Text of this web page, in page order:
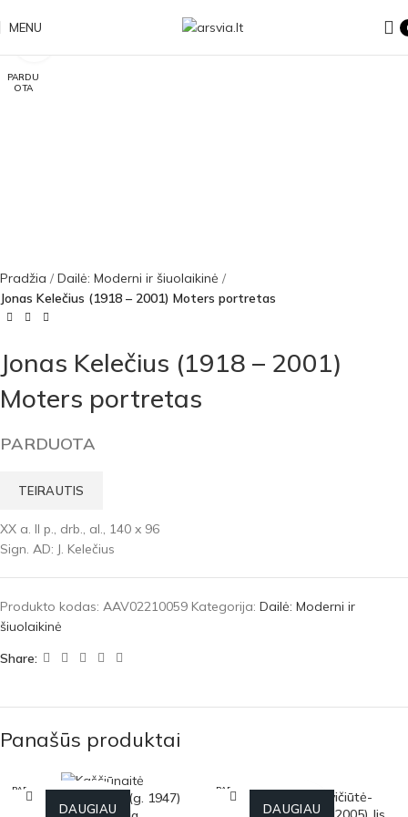
MENU
PARDU
OTA
Pradžia
Dailė: Moderni ir šiuolaikinė
Jonas Kelečius (1918 – 2001) Moters portretas
Jonas Kelečius (1918 – 2001)
Moters portretas
PARDUOTA
TEIRAUTIS
XX a. II p., drb., al., 140 x 96
Sign. AD: J. Kelečius
Produkto kodas: AAV02210059 Kategorija: Dailė: Moderni ir
šiuolaikinė
Share:
Panašūs produktai
PARDU
OTADalia Kaščiūnaitė (g. 1947)
DAUGIAU
PARDU
OTA
Jadvyga Dobkevičiūtė-
DAUGIAU